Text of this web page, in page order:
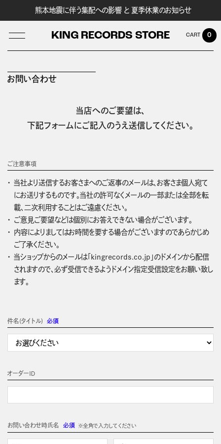
熊本地震に伴う集配への影響 と 夏季休業のお知らせ
KING RECORDS STORE 0
お問い合わせ
当店へのご要望は、
下記フォームにご記入のうえ送信してください。
ご注意事項
当社より送信するお客さまへのご返事のメールは、お客さま個人宛て
にお送りするものです。当社の許可なくメールの一部または全部を転
載、二次利用することはご遠慮ください。
ご意見ご要望などは個別にお答えできない場合がございます。
内容によりましてはお時間を要する場合がございますのであらかじめ
ご了承ください。
当ショップからのメールは「kingrecords.co.jp」のドメインから配信
されますので、必ず受信できるようドメイン指定受信設定をお願い致し
ます。
件名(タイトル) 必須
オーダーＩＤ
お問い合わせ時氏名 必須 ※全角で入力してください